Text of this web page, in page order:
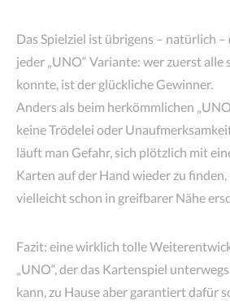
Das Spielziel ist übrigens – natürlich –
jeder „UNO“ Variante: wer zuerst alle
konnte, ist der glückliche Gewinner.
Anders als beim herkömmlichen
keine Trödelei oder
läuft man Gefahr, sich plötzlich mit
Karten auf der Hand wieder zu finden,
vielleicht schon in greifbarer Nähe
Fazit: eine wirklich tolle
„UNO“, der das Kartenspiel
kann, zu Hause aber garantiert dafür